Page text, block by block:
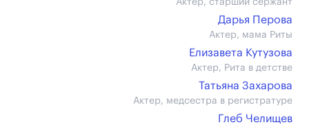
Актер, старший сержант
Дарья Перова
Актер, мама Риты
Елизавета Кутузова
Актер, Рита в детстве
Татьяна Захарова
Актер, медсестра в регистратуре
Глеб Челищев